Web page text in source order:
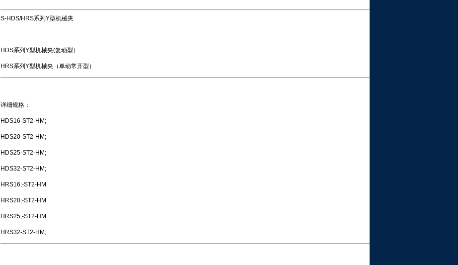
S-HDS/HRS系列Y型机械夹
HDS系列Y型机械夹(复动型）
HRS系列Y型机械夹（单动常开型）
详细规格：
HDS16-ST2-HM;
HDS20-ST2-HM;
HDS25-ST2-HM;
HDS32-ST2-HM;
HRS16;-ST2-HM
HRS20;-ST2-HM
HRS25;-ST2-HM
HRS32-ST2-HM;